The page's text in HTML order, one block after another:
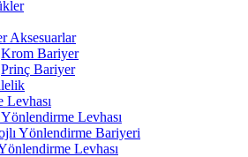
Aksesuarlar
Krom Bariyer
Prinç Bariyer
Levhası
Levhası
Yönlendirme Bariyeri
Levhası